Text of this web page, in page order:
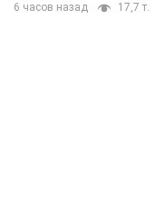
6 часов назад 17,7 т.